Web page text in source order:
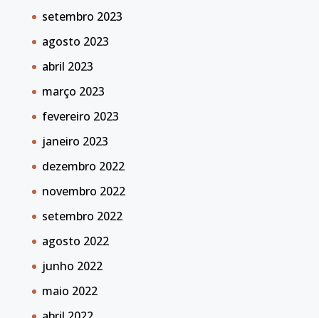
setembro 2023
agosto 2023
abril 2023
março 2023
fevereiro 2023
janeiro 2023
dezembro 2022
novembro 2022
setembro 2022
agosto 2022
junho 2022
maio 2022